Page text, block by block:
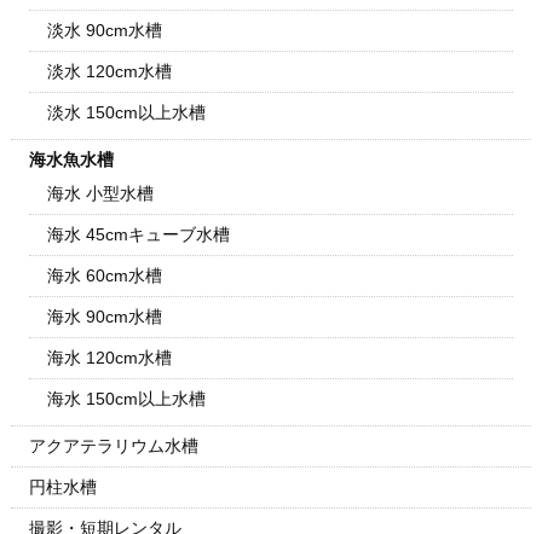
淡水 90cm水槽
淡水 120cm水槽
淡水 150cm以上水槽
海水魚水槽
海水 小型水槽
海水 45cmキューブ水槽
海水 60cm水槽
海水 90cm水槽
海水 120cm水槽
海水 150cm以上水槽
アクアテラリウム水槽
円柱水槽
撮影・短期レンタル